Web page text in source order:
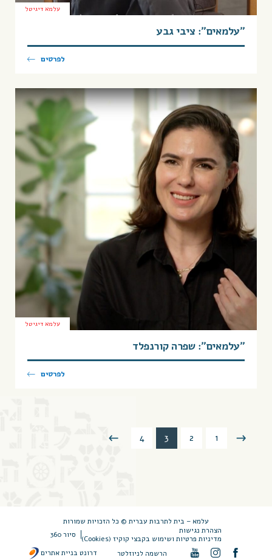
עלמא דיגיטל
״עלמאים״: ציבי גבע
לפרטים
עלמא דיגיטל
״עלמאים״: שפרה קורנפלד
לפרטים
1
2
3
4
עלמא – בית לתרבות עברית © כל הזכויות שמורות
הצהרת נגישות
מדיניות פרטיות ושימוש בקבצי קוקיז (Cookies)
סיור 360
הרשמה לניוזלטר
דרונט בניית אתרים